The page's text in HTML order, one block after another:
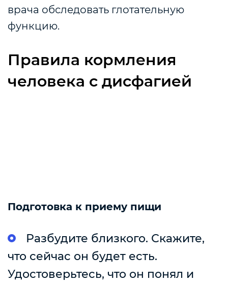
врача обследовать глотательную
функцию.
Правила кормления
человека с дисфагией
Подготовка к приему пищи
Разбудите близкого. Скажите,
что сейчас он будет есть.
Удостоверьтесь, что он понял и